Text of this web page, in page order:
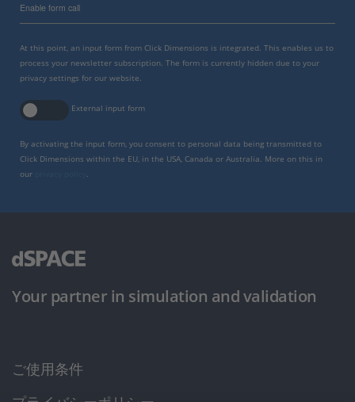
Enable form call
At this point, an input form from Click Dimensions is integrated. This enables us to
process your newsletter subscription. The form is currently hidden due to your
privacy settings for our website.
External input form
By activating the input form, you consent to personal data being transmitted to
Click Dimensions within the EU, in the USA, Canada or Australia. More on this in
our
.
Your partner in simulation and validation
ご使用条件